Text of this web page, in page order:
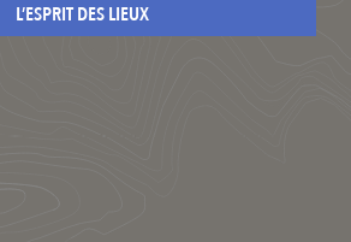
L’ESPRIT DES LIEUX